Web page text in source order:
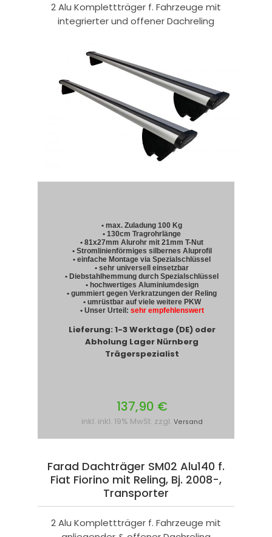
2 Alu Komplettträger f. Fahrzeuge mit
integrierter und offener Dachreling
• max. Zuladung 100 Kg
• 130cm Tragrohrlänge
• 81x27mm Alurohr mit 21mm T-Nut
• Stromlinienförmiges silbernes Aluprofil
• einfache Montage via Spezialschlüssel
• sehr universell einsetzbar
• Diebstahlhemmung durch Spezialschlüssel
• hochwertiges Aluminiumdesign
• gummiert gegen Verkratzungen der Reling
• umrüstbar auf viele weitere PKW
• Unser Urteil: sehr empfehlenswert
Lieferung: 1-3 Werktage (DE) oder
Abholung Lager Nürnberg
Trägerspezialist
137,90 €
inkl. inkl. 19% MwSt. zzgl. Versand
Farad Dachträger SM02 Alu140 f.
Fiat Fiorino mit Reling, Bj. 2008-,
Transporter
2 Alu Komplettträger f. Fahrzeuge mit